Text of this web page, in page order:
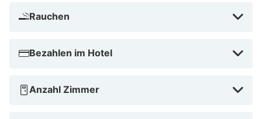
Rauchen
Bezahlen im Hotel
Anzahl Zimmer